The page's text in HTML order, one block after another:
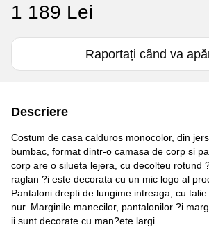
1 189 Lei
Raportați când va
Descriere
Costum de casa calduros monocolor, din
bumbac, format dintr-o camasa de corp si
corp are o silueta lejera, cu decolteu rotund
raglan ?i este decorata cu un mic logo al
Pantaloni drepti de lungime intreaga, cu
nur. Marginile manecilor, pantalonilor ?i
ii sunt decorate cu man?ete largi.